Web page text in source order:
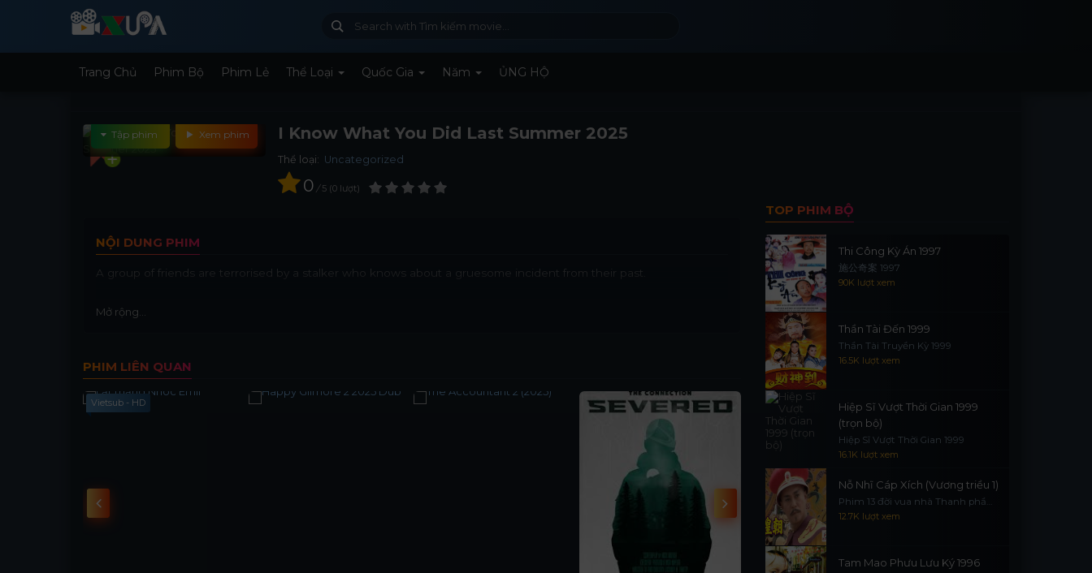
Trang Chủ Phim Bộ Phim Lẻ Thể Loại Quốc Gia Năm ỦNG HỘ
Xem phim
Tập phim I Know What You Did Last Summer 2025
Thể loại: Uncategorized
0 / 5 0 lượt
NỘI DUNG PHIM
A group of friends are terrorised by a stalker who knows about a gruesome incident from their past.
Mở rộng...
PHIM LIÊN QUAN
Vietsub - HD
TOP PHIM BỘ
Thi Công Kỳ Án 1997
施公奇案 1997
90K lượt xem
Thần Tài Đến 1999
Thần Tài Truyền Kỳ 1999
16.5K lượt xem
Hiệp Sĩ Vượt Thời Gian 1999
(trọn bộ)
Hiệp Sĩ Vượt Thời Gian 1999
16.1K lượt xem
Nỗ Nhĩ Cáp Xích (Vương triều 1)
Phim 13 đời vua nhà Thanh phần
112.7K lượt xem
Tam Mao Phưu Lưu Ký 1996